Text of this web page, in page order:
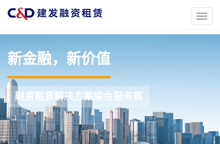
Toggle
新金融，新价值
融资租赁解决方案综合服务商